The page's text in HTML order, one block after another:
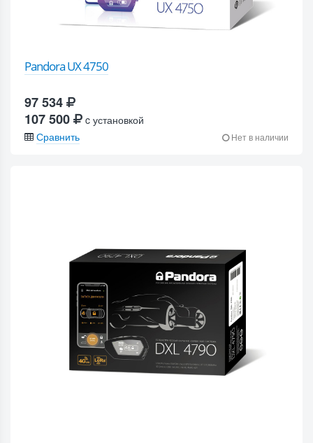
Pandora UX 4750
97 534
107 500
c установкой
Сравнить
Нет в наличии